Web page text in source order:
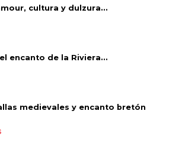
cultura y dulzura...
encanto de la Riviera...
medievales y encanto bretón